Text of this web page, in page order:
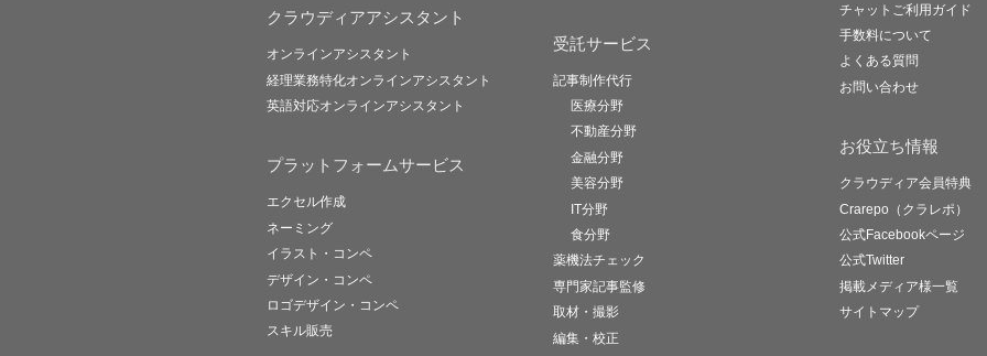
クラウディアアシスタント
オンラインアシスタント
経理業務特化オンラインアシスタント
英語対応オンラインアシスタント
プラットフォームサービス
エクセル作成
ネーミング
イラスト・コンペ
デザイン・コンペ
ロゴデザイン・コンペ
スキル販売
受託サービス
記事制作代行
医療分野
不動産分野
金融分野
美容分野
IT分野
食分野
薬機法チェック
専門家記事監修
取材・撮影
編集・校正
チャットご利用ガイド
手数料について
よくある質問
お問い合わせ
お役立ち情報
クラウディア会員特典
Crarepo（クラレポ）
公式Facebookページ
公式Twitter
掲載メディア様一覧
サイトマップ